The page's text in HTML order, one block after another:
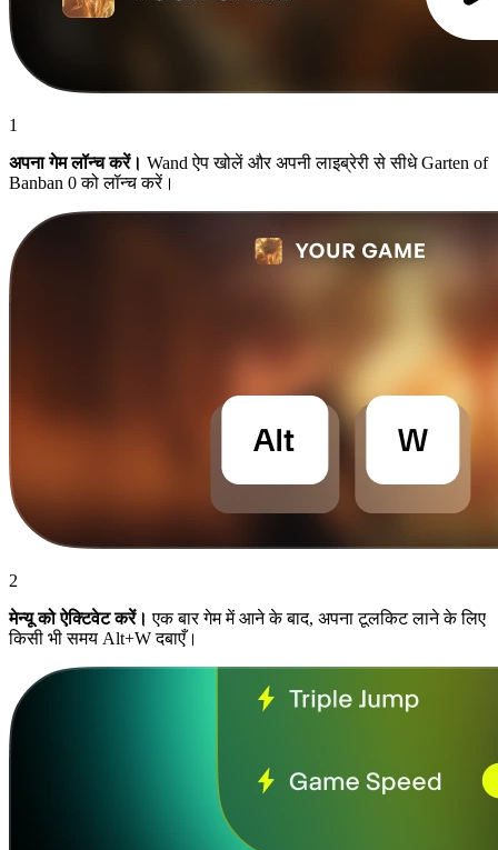
1
अपना गेम लॉन्च करें। Wand ऐप खोलें और अपनी लाइब्रेरी से सीधे Garten of
Banban 0 को लॉन्च करें।
2
मेन्यू को ऐक्टिवेट करें। एक बार गेम में आने के बाद, अपना टूलकिट लाने के लिए
किसी भी समय Alt+W दबाएँ।